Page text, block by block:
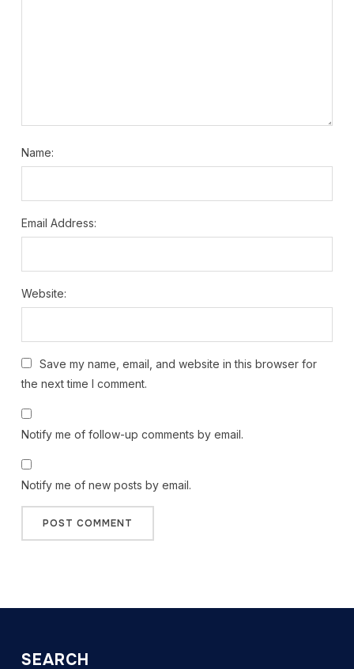
Name:
Email Address:
Website:
Save my name, email, and website in this browser for
the next time I comment.
Notify me of follow-up comments by email.
Notify me of new posts by email.
SEARCH